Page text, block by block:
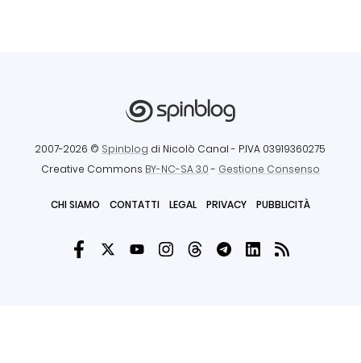
2007-2026 © Spinblog di Nicolò Canal - P.IVA 03919360275
Creative Commons BY-NC-SA 3.0- Gestione Consenso
CHI SIAMO CONTATTI LEGAL PRIVACY PUBBLICITÀ